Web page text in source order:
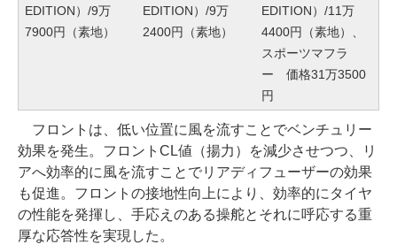
EDITION）/9万
7900円（素地）
EDITION）/9万
2400円（素地）
EDITION）/11万
4400円（素地）、
スポーツマフラ
ー 価格31万3500
円
フロントは、低い位置に風を流すことでベンチュリー
効果を発生。フロントCL値（揚力）を減少させつつ、リ
アへ効率的に風を流すことでリアディフューザーの効果
も促進。フロントの接地性向上により、効率的にタイヤ
の性能を発揮し、手応えのある操舵とそれに呼応する重
厚な応答性を実現した。